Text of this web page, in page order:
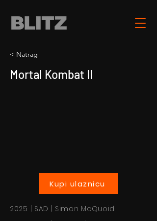
< Natrag
Mortal Kombat II
Kupi ulaznicu
2025 | SAD | Simon McQuoid